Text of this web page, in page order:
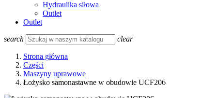
Hydraulika siłowa
Outlet
Outlet
search clear
Strona główna
Części
Maszyny uprawowe
Łożysko samonastawne w obudowie UCF206